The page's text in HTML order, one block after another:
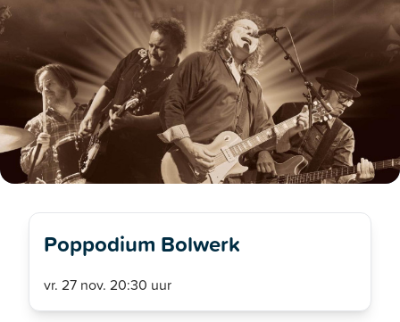
Poppodium Bolwerk
vr. 27 nov. 20:30 uur